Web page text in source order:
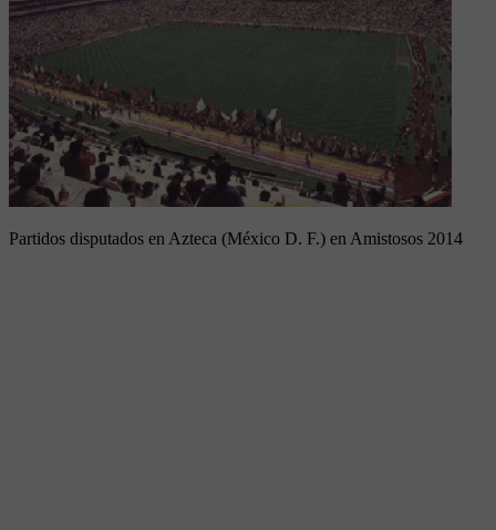
Partidos disputados en Azteca (México D. F.) en Amistosos 2014